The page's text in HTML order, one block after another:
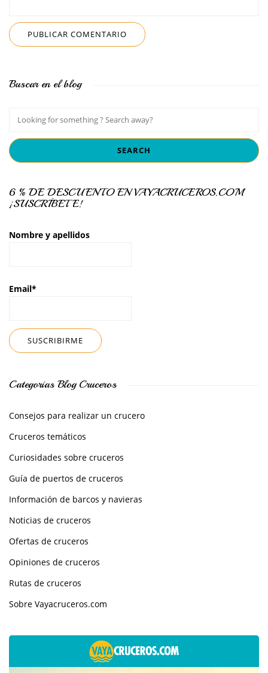
Buscar en el blog
6 % DE DESCUENTO EN VAYACRUCEROS.COM
¡SUSCRÍBETE!
Nombre y apellidos
Email*
Categorías Blog Cruceros
Consejos para realizar un crucero
Cruceros temáticos
Curiosidades sobre cruceros
Guía de puertos de cruceros
Información de barcos y navieras
Noticias de cruceros
Ofertas de cruceros
Opiniones de cruceros
Rutas de cruceros
Sobre Vayacruceros.com